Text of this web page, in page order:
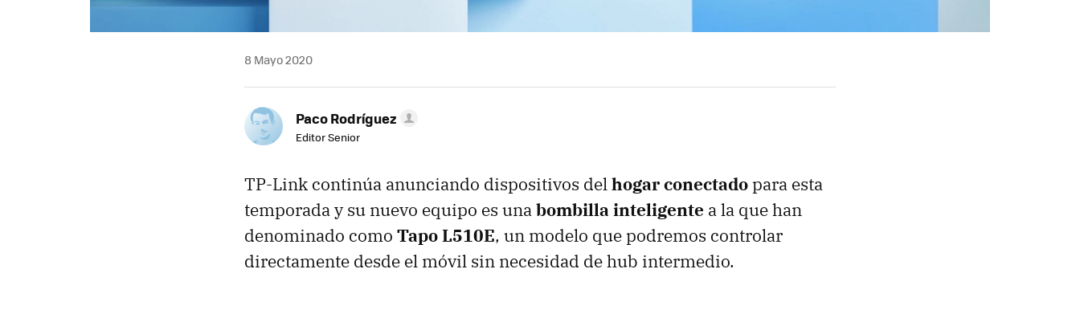
8 Mayo 2020
Paco Rodríguez
Editor Senior
TP-Link continúa anunciando dispositivos delhogar conectadopara esta
temporada y su nuevo equipo es unabombilla inteligente a la que han
denominado como Tapo L510E, un modelo que podremos controlar
directamente desde el móvil sin necesidad de hub intermedio.